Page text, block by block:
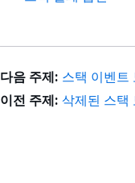
다음 주제: 스택 이벤트
이전 주제: 삭제된 스택